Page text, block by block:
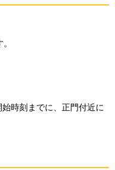
時刻までに、正門付近に